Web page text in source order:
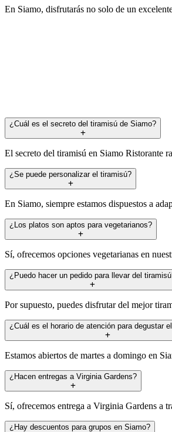
En Siamo, disfrutarás no solo de un
¿Cuál es el secreto del tiramisú de Siamo?
El secreto del tiramisú en Siamo Ristorante
¿Se puede personalizar el tiramisú?
En Siamo, siempre estamos dispuestos a
¿Los platos son aptos para vegetarianos?
Sí, ofrecemos opciones vegetarianas en
¿Puedo hacer un pedido para llevar del
Por supuesto, puedes disfrutar del mejor
¿Cuál es el horario de atención para degustar
Estamos abiertos de martes a domingo en
¿Hacen entregas a Virginia Gardens?
Sí, ofrecemos entrega a Virginia Gardens a
¿Hay descuentos para grupos en Siamo?